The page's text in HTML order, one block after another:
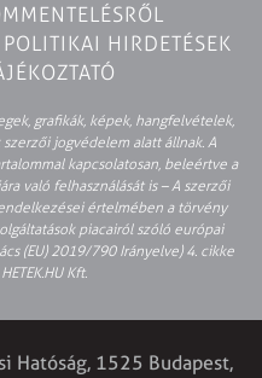
POLITIKAI HIRDETÉSEK
grafikák, képek, hangfelvételek,
jogvédelem alatt állnak. A
kapcsolatosan, beleértve a
való felhasználását is – A szerzői
értelmében a törvény
piacairól szóló európai
(EU) 2019/790 Irányelve) 4. cikke
Kft.
Hatóság, 1525 Budapest,